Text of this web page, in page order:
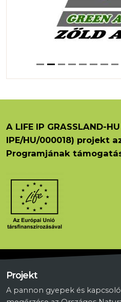
A LIFE IP GRASSLAND-HU
IPE/HU/000018) projekt
Programjának
Projekt
A pannon gyepek és